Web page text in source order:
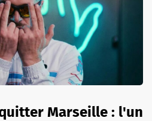
Marseille : l'un